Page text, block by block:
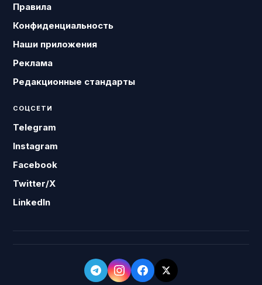
Правила
Конфиденциальность
Наши приложения
Реклама
Редакционные стандарты
СОЦСЕТИ
Telegram
Instagram
Facebook
Twitter/X
LinkedIn